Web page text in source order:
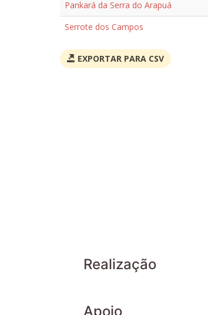
Pankará da Serra do Arapuá
Serrote dos Campos
EXPORTAR PARA CSV